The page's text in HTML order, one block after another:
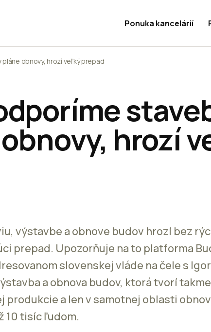
Ponuka kancelárií
obnovy, hrozí veľký prepad
hrozí
výstavbe a obnove budov hrozí bez
prepad. Upozorňuje na to platforma
slovenskej vláde na čele s
a obnova budov, ktorá tvorí
produkcie a len v samotnej oblasti
10 tisíc ľudom.